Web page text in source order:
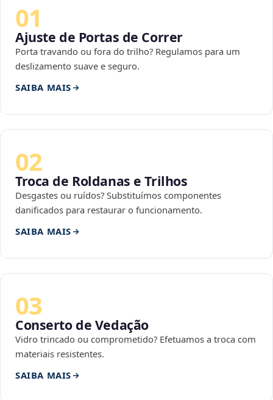
01
Ajuste de Portas de Correr
Porta travando ou fora do trilho? Regulamos para um
deslizamento suave e seguro.
SAIBA MAIS
02
Troca de Roldanas e Trilhos
Desgastes ou ruídos? Substituímos componentes
danificados para restaurar o funcionamento.
SAIBA MAIS
03
Conserto de Vedação
Vidro trincado ou comprometido? Efetuamos a troca com
materiais resistentes.
SAIBA MAIS